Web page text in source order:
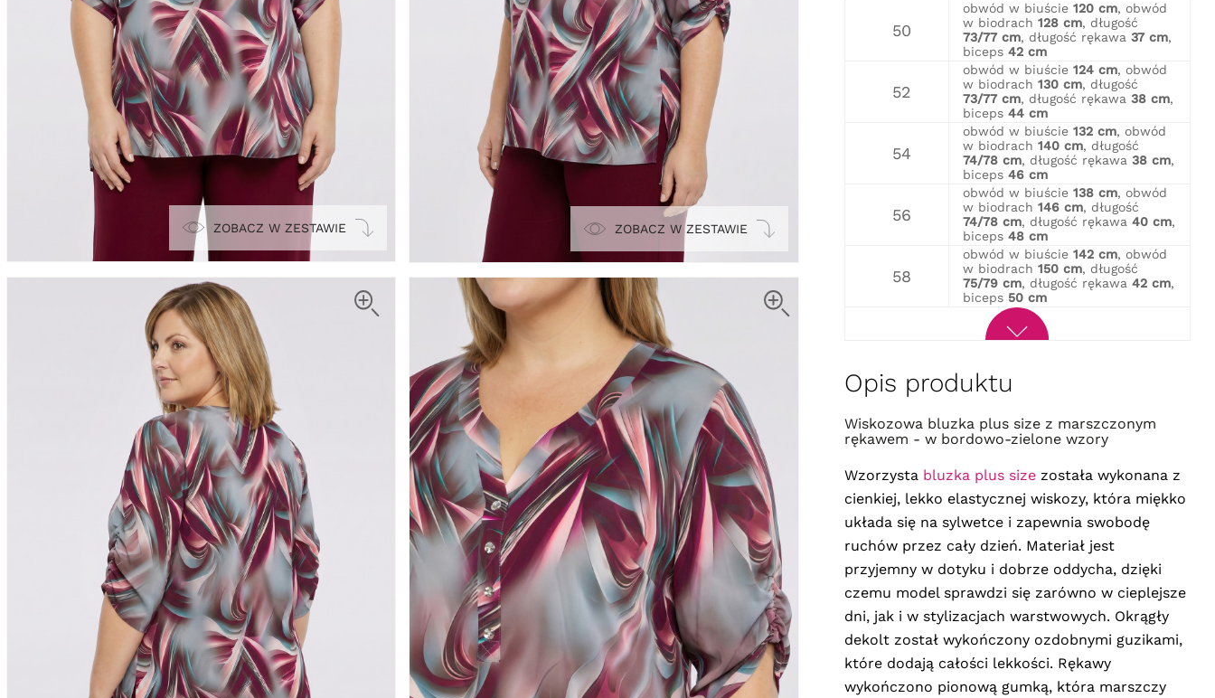
ZOBACZ W ZESTAWIE ZOBACZ W ZESTAWIE
50
obwód w biuście 120 cm, obwód
w biodrach 128 cm, długość
73/77 cm, długość rękawa 37 cm,
biceps 42 cm
52
obwód w biuście 124 cm, obwód
w biodrach 130 cm, długość
73/77 cm, długość rękawa 38 cm,
biceps 44 cm
54
obwód w biuście 132 cm, obwód
w biodrach 140 cm, długość
74/78 cm, długość rękawa 38 cm,
biceps 46 cm
56
obwód w biuście 138 cm, obwód
w biodrach 146 cm, długość
74/78 cm, długość rękawa 40 cm,
biceps 48 cm
58
obwód w biuście 142 cm, obwód
w biodrach 150 cm, długość
75/79 cm, długość rękawa 42 cm,
biceps 50 cm
Opis produktu
Wiskozowa bluzka plus size z marszczonym
rękawem - w bordowo-zielone wzory
Wzorzysta bluzka plus sizezostała wykonana z
cienkiej, lekko elastycznej wiskozy, która miękko
układa się na sylwetce i zapewnia swobodę
ruchów przez cały dzień. Materiał jest
przyjemny w dotyku i dobrze oddycha, dzięki
czemu model sprawdzi się zarówno w cieplejsze
dni, jak i w stylizacjach warstwowych. Okrągły
dekolt został wykończony ozdobnymi guzikami,
które dodają całości lekkości. Rękawy
wykończono pionową gumką, która marszczy